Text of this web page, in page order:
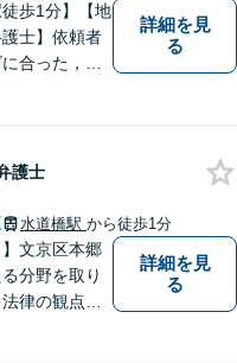
徒歩1分】【地
士】依頼者
合った，オ
法律トラブ
な料金体
を目指して
詳細を見
る
護士
水道橋駅 から徒歩1分
】文京区本郷
分野を取り
律の観点か
詳細を見
る